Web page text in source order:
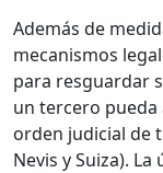
Además de
mecanismos
para resguardar
un tercero pueda
orden judicial de
Nevis y Suiza).